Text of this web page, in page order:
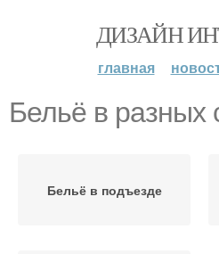
ДИЗАЙН
главная
Бельё в разных
Бельё в подъезде